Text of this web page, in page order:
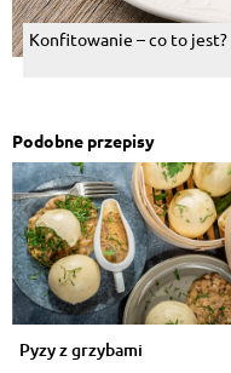
Konfitowanie – co to jest?
Podobne przepisy
Pyzy z grzybami